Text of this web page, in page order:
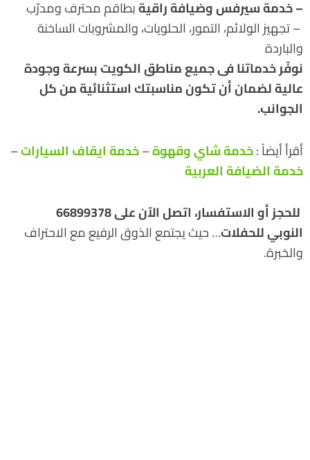
– خدمة سيرفس وضيافة راقيةبطاقم محترف ومدرّب
– تجهيز الولائم، التمور، الحلويات، والمشروبات الساخنة
والباردة
نوفّر خدماتنا في جميع مناطق الكويت بسرعة وجودة
عالية لضمان أن تكون مناسبتك استثنائية من كل
الجوانب.
أقرأ أيضاً :خدمة شاي وقهوة–خدمة ايقاف السيارات–
خدمة الضيافة العربية
للحجز أو الاستفسار، اتصل الآن على 66899378
النوبي للحفلات… حيث يجتمع الذوق الرفيع مع الاحتراف
والخبرة.